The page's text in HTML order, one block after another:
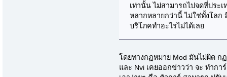
เท่านั้น ไม่สามารถไปจดที่ประ
หลากหลายกว่านี้ ไม่ใช่ทั้งโลก
บริโภคทำอะไรไม่ได้เลย
โดยทางกฏหมาย Mod มันไม่ผิด ก
และ Nvi เคยออกข่าวว่า จะ ทำก